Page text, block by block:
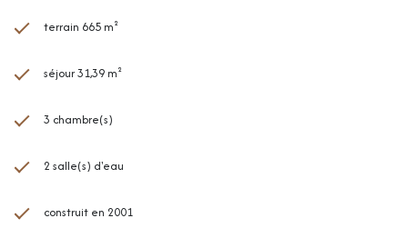
terrain 665 m²
séjour 31,39 m²
3 chambre(s)
2 salle(s) d'eau
construit en 2001